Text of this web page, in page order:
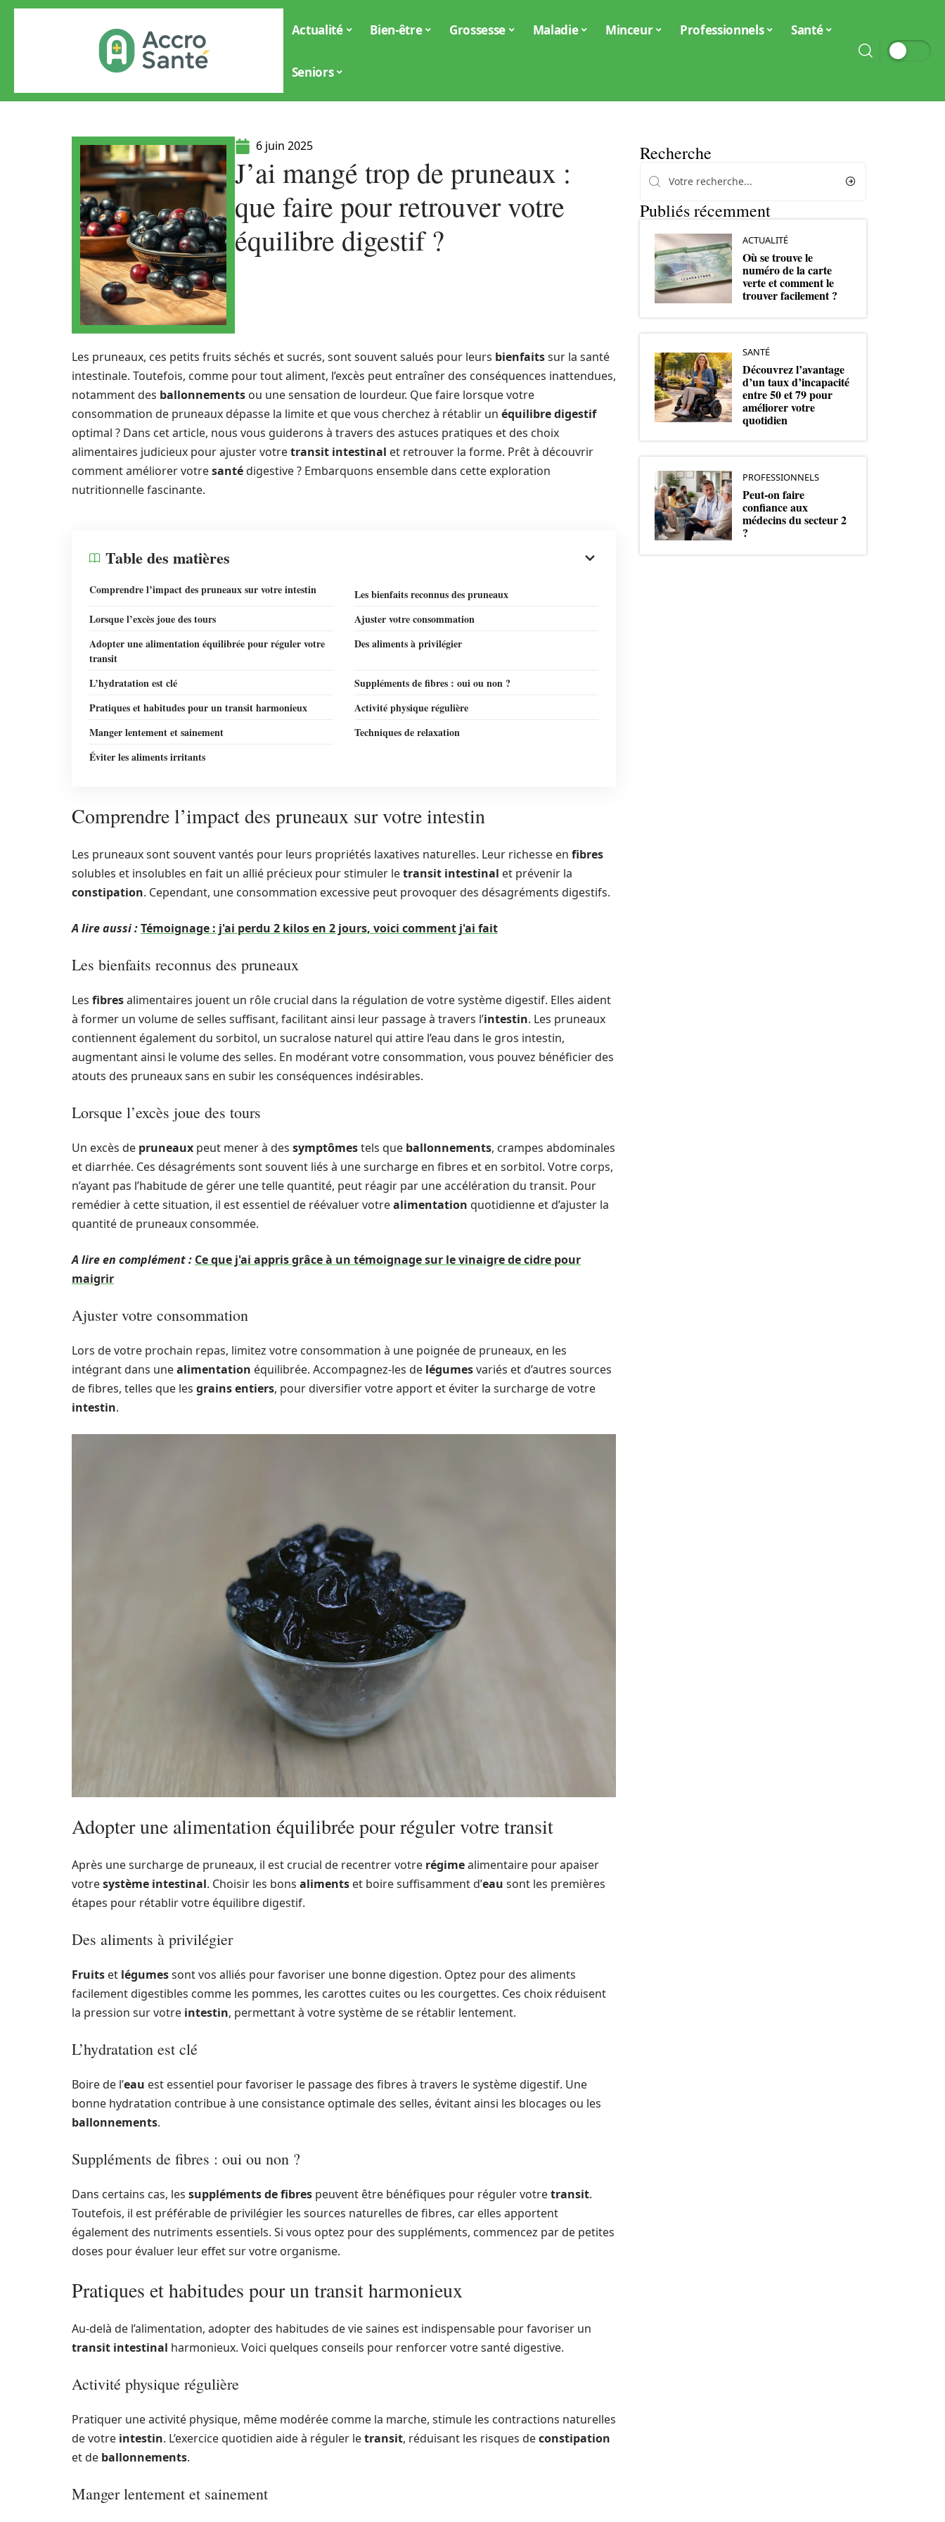
Actualité Bien-être Grossesse Maladie Minceur Professionnels Santé
Seniors
6 juin 2025
J’ai mangé trop de pruneaux :
que faire pour retrouver votre
équilibre digestif ?
Les pruneaux, ces petits fruits séchés et sucrés, sont souvent salués pour leurs bienfaitssur la santé
intestinale. Toutefois, comme pour tout aliment, l’excès peut entraîner des conséquences inattendues,
notamment des ballonnements ou une sensation de lourdeur. Que faire lorsque votre
consommation de pruneaux dépasse la limite et que vous cherchez à rétablir un équilibre digestif
optimal ? Dans cet article, nous vous guiderons à travers des astuces pratiques et des choix
alimentaires judicieux pour ajuster votretransit intestinal et retrouver la forme. Prêt à découvrir
comment améliorer votresantédigestive ? Embarquons ensemble dans cette exploration
nutritionnelle fascinante.
Table des matières
Comprendre l’impact des pruneaux sur votre intestin
Les bienfaits reconnus des pruneaux
Lorsque l’excès joue des tours
Ajuster votre consommation
Adopter une alimentation équilibrée pour réguler votre
transit
Des aliments à privilégier
L’hydratation est clé
Suppléments de fibres : oui ou non ?
Pratiques et habitudes pour un transit harmonieux
Activité physique régulière
Manger lentement et sainement
Techniques de relaxation
Éviter les aliments irritants
Comprendre l’impact des pruneaux sur votre intestin
Les pruneaux sont souvent vantés pour leurs propriétés laxatives naturelles. Leur richesse en fibres
solubles et insolubles en fait un allié précieux pour stimuler letransit intestinal et prévenir la
constipation. Cependant, une consommation excessive peut provoquer des désagréments digestifs.
A lire aussi :Témoignage : j'ai perdu 2 kilos en 2 jours, voici comment j'ai fait
Les bienfaits reconnus des pruneaux
Les fibresalimentaires jouent un rôle crucial dans la régulation de votre système digestif. Elles aident
à former un volume de selles suffisant, facilitant ainsi leur passage à travers l’intestin. Les pruneaux
contiennent également du sorbitol, un sucralose naturel qui attire l’eau dans le gros intestin,
augmentant ainsi le volume des selles. En modérant votre consommation, vous pouvez bénéficier des
atouts des pruneaux sans en subir les conséquences indésirables.
Lorsque l’excès joue des tours
Un excès de pruneaux peut mener à des symptômestels que ballonnements, crampes abdominales
et diarrhée. Ces désagréments sont souvent liés à une surcharge en fibres et en sorbitol. Votre corps,
n’ayant pas l’habitude de gérer une telle quantité, peut réagir par une accélération du transit. Pour
remédier à cette situation, il est essentiel de réévaluer votrealimentation quotidienne et d’ajuster la
quantité de pruneaux consommée.
A lire en complément : Ce que j'ai appris grâce à un témoignage sur le vinaigre de cidre pour
maigrir
Ajuster votre consommation
Lors de votre prochain repas, limitez votre consommation à une poignée de pruneaux, en les
intégrant dans unealimentation équilibrée. Accompagnez-les de légumesvariés et d’autres sources
de fibres, telles que les grains entiers, pour diversifier votre apport et éviter la surcharge de votre
intestin.
Adopter une alimentation équilibrée pour réguler votre transit
Après une surcharge de pruneaux, il est crucial de recentrer votre régimealimentaire pour apaiser
votresystème intestinal. Choisir les bons aliments et boire suffisamment d’eau sont les premières
étapes pour rétablir votre équilibre digestif.
Des aliments à privilégier
Fruits et légumessont vos alliés pour favoriser une bonne digestion. Optez pour des aliments
facilement digestibles comme les pommes, les carottes cuites ou les courgettes. Ces choix réduisent
la pression sur votre intestin, permettant à votre système de se rétablir lentement.
L’hydratation est clé
Boire de l’eau est essentiel pour favoriser le passage des fibres à travers le système digestif. Une
bonne hydratation contribue à une consistance optimale des selles, évitant ainsi les blocages ou les
ballonnements.
Suppléments de fibres : oui ou non ?
Dans certains cas, les suppléments de fibres peuvent être bénéfiques pour réguler votretransit.
Toutefois, il est préférable de privilégier les sources naturelles de fibres, car elles apportent
également des nutriments essentiels. Si vous optez pour des suppléments, commencez par de petites
doses pour évaluer leur effet sur votre organisme.
Pratiques et habitudes pour un transit harmonieux
Au-delà de l’alimentation, adopter des habitudes de vie saines est indispensable pour favoriser un
transit intestinal harmonieux. Voici quelques conseils pour renforcer votre santé digestive.
Activité physique régulière
Pratiquer une activité physique, même modérée comme la marche, stimule les contractions naturelles
de votre intestin. L’exercice quotidien aide à réguler letransit, réduisant les risques deconstipation
et de ballonnements.
Manger lentement et sainement
Recherche
Publiés récemment
ACTUALITÉ
Où se trouve le
numéro de la carte
verte et comment le
trouver facilement ?
SANTÉ
Découvrez l’avantage
d’un taux d’incapacité
entre 50 et 79 pour
améliorer votre
quotidien
PROFESSIONNELS
Peut-on faire
confiance aux
médecins du secteur 2
?